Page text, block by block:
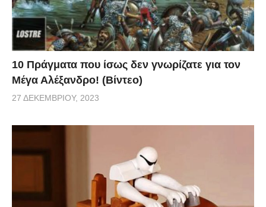
10 Πράγματα που ίσως δεν γνωρίζατε για τον
Μέγα Αλέξανδρο! (Βίντεο)
27 ΔΕΚΕΜΒΡΊΟΥ, 2023